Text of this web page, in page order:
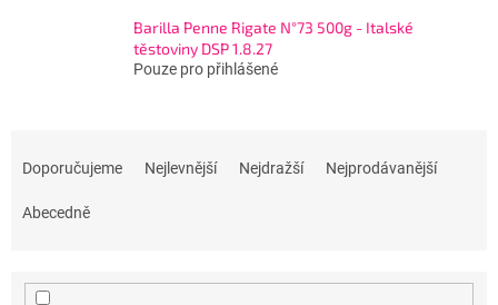
Barilla Penne Rigate N°73 500g - Italské
těstoviny DSP 1.8.27
Pouze pro přihlášené
Doporučujeme Nejlevnější Nejdražší Nejprodávanější
Abecedně